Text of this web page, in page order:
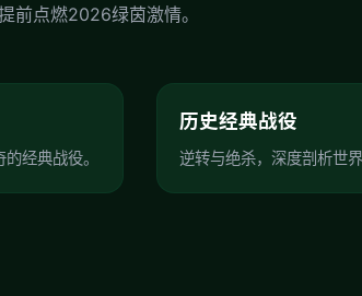
前点燃2026绿茵激情。
经典战役。
历史经典战役
逆转与绝杀，深度剖析世